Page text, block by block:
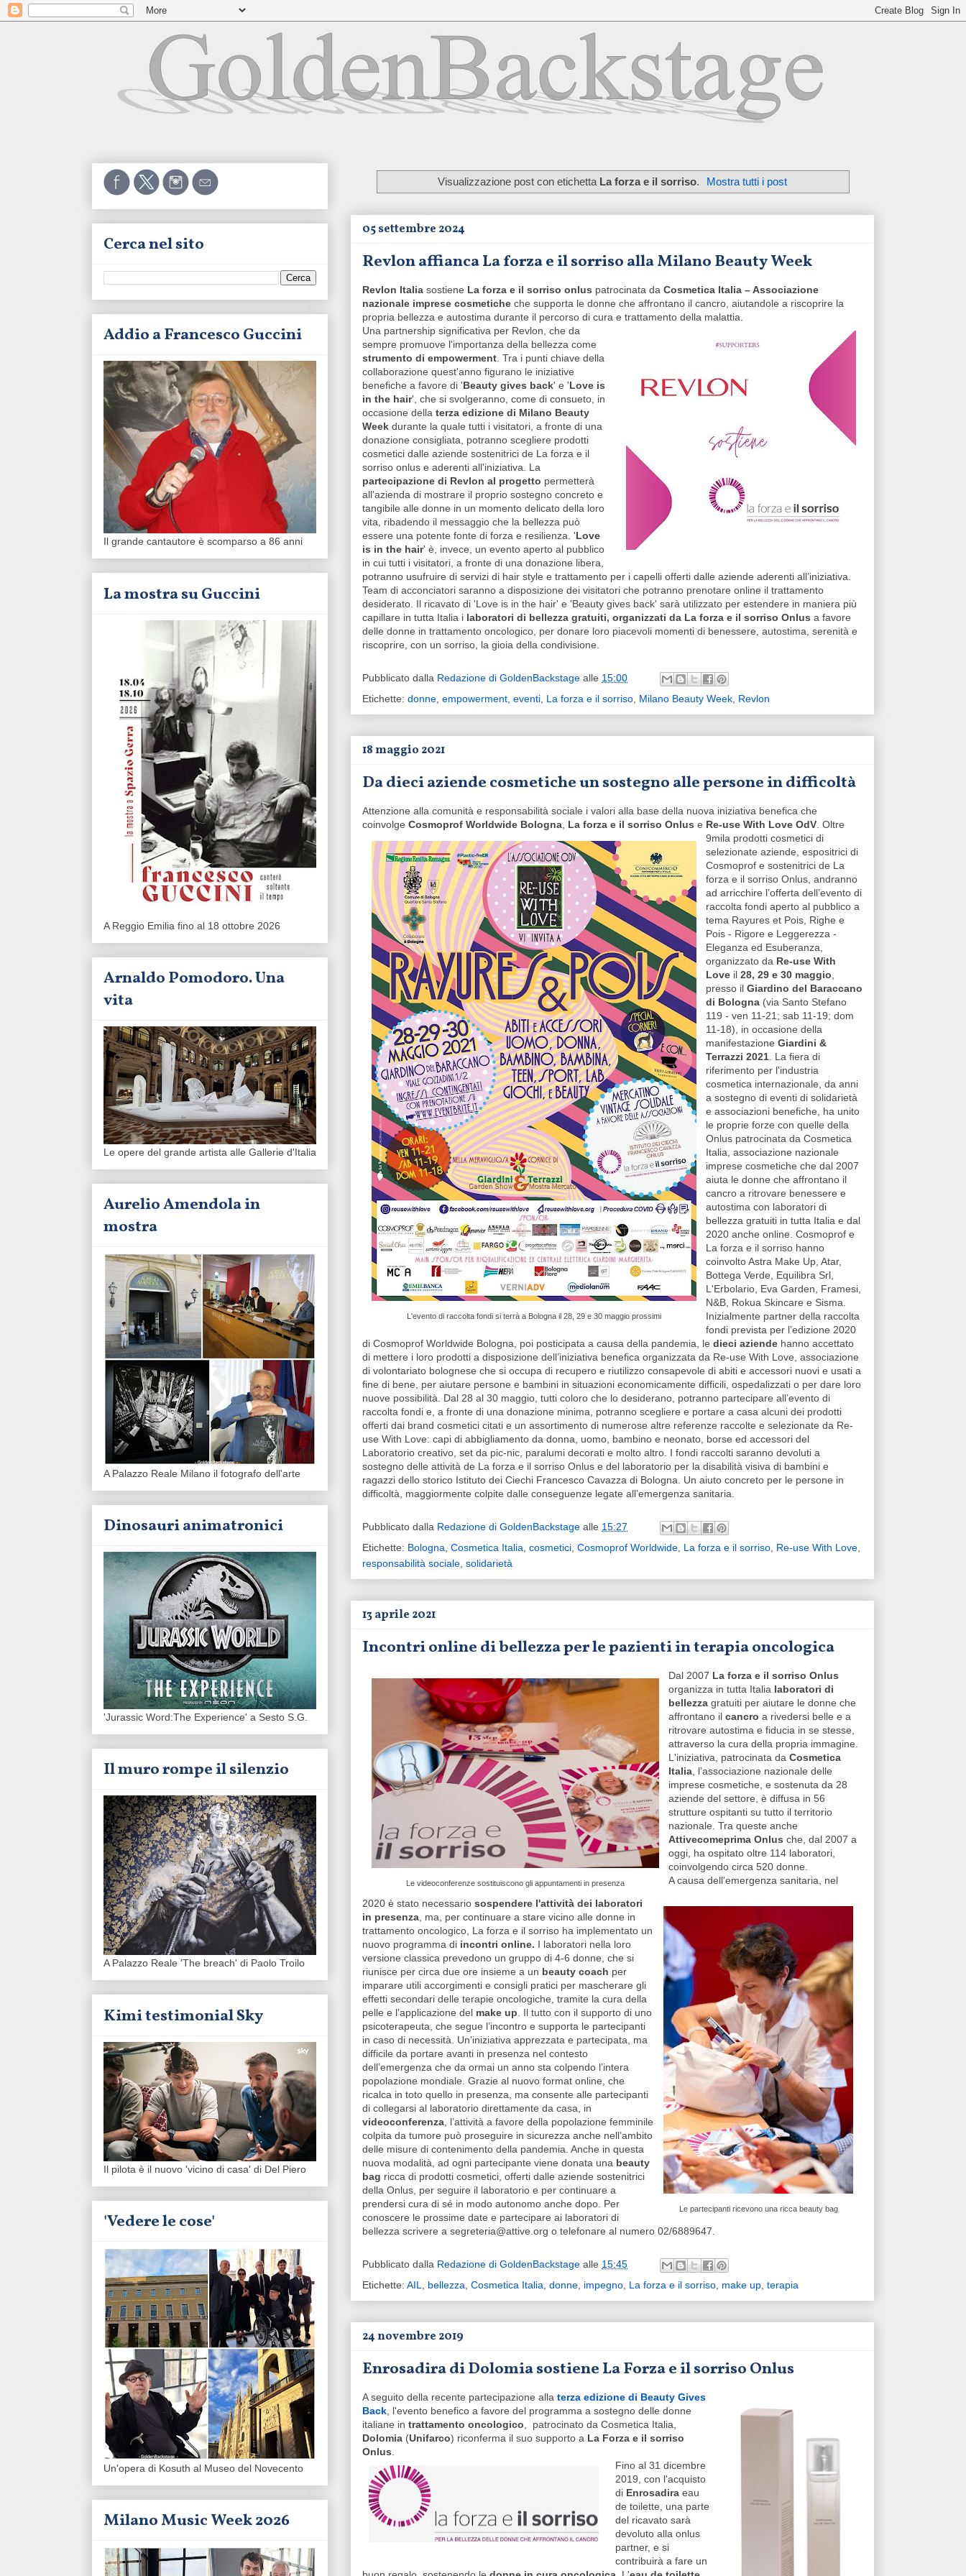
Visualizzazione post con etichetta La forza e il sorriso. Mostra tutti i post
05 settembre 2024
Revlon affianca La forza e il sorriso alla Milano Beauty Week
Revlon Italia sostiene La forza e il sorriso onlus patrocinata da Cosmetica Italia – Associazione
nazionale imprese cosmetiche che supporta le donne che affrontano il cancro, aiutandole a riscoprire la
propria bellezza e autostima durante il percorso di cura e trattamento della malattia.
Una partnership significativa per Revlon, che da
sempre promuove l'importanza della bellezza come
strumento di empowerment. Tra i punti chiave della
collaborazione quest'anno figurano le iniziative
benefiche a favore di 'Beauty gives back' e 'Love is
in the hair', che si svolgeranno, come di consueto, in
occasione della terza edizione di Milano Beauty
Week durante la quale tutti i visitatori, a fronte di una
donazione consigliata, potranno scegliere prodotti
cosmetici dalle aziende sostenitrici de La forza e il
sorriso onlus e aderenti all'iniziativa. La
partecipazione di Revlon al progetto permetterà
all'azienda di mostrare il proprio sostegno concreto e
tangibile alle donne in un momento delicato della loro
vita, ribadendo il messaggio che la bellezza può
essere una potente fonte di forza e resilienza. 'Love
is in the hair' è, invece, un evento aperto al pubblico
in cui tutti i visitatori, a fronte di una donazione libera,
potranno usufruire di servizi di hair style e trattamento per i capelli offerti dalle aziende aderenti all’iniziativa.
Team di acconciatori saranno a disposizione dei visitatori che potranno prenotare online il trattamento
desiderato. Il ricavato di 'Love is in the hair' e 'Beauty gives back' sarà utilizzato per estendere in maniera più
capillare in tutta Italia i laboratori di bellezza gratuiti, organizzati da La forza e il sorriso Onlus a favore
delle donne in trattamento oncologico, per donare loro piacevoli momenti di benessere, autostima, serenità e
riscoprire, con un sorriso, la gioia della condivisione.
Pubblicato dalla Redazione di GoldenBackstage alle 15:00
Etichette: donne, empowerment, eventi, La forza e il sorriso, Milano Beauty Week, Revlon
18 maggio 2021
Da dieci aziende cosmetiche un sostegno alle persone in difficoltà
Attenzione alla comunità e responsabilità sociale i valori alla base della nuova iniziativa benefica che
coinvolge Cosmoprof Worldwide Bologna, La forza e il sorriso Onlus e Re-use With Love OdV.
L'evento di raccolta fondi si terrà a Bologna il 28, 29 e 30 maggio prossimi
Oltre
9mila prodotti cosmetici di
selezionate aziende, espositrici di
Cosmoprof e sostenitrici de La
forza e il sorriso Onlus, andranno
ad arricchire l’offerta dell’evento di
raccolta fondi aperto al pubblico a
tema Rayures et Pois, Righe e
Pois - Rigore e Leggerezza -
Eleganza ed Esuberanza,
organizzato da Re-use With
Love il 28, 29 e 30 maggio,
presso il Giardino del Baraccano
di Bologna (via Santo Stefano
119 - ven 11-21; sab 11-19; dom
11-18), in occasione della
manifestazione Giardini &
Terrazzi 2021. La fiera di
riferimento per l'industria
cosmetica internazionale, da anni
a sostegno di eventi di solidarietà
e associazioni benefiche, ha unito
le proprie forze con quelle della
Onlus patrocinata da Cosmetica
Italia, associazione nazionale
imprese cosmetiche che dal 2007
aiuta le donne che affrontano il
cancro a ritrovare benessere e
autostima con laboratori di
bellezza gratuiti in tutta Italia e dal
2020 anche online. Cosmoprof e
La forza e il sorriso hanno
coinvolto Astra Make Up, Atar,
Bottega Verde, Equilibra Srl,
L'Erbolario, Eva Garden, Framesi,
N&B, Rokua Skincare e Sisma.
Inizialmente partner della raccolta
fondi prevista per l’edizione 2020
di Cosmoprof Worldwide Bologna, poi posticipata a causa della pandemia, le dieci aziende hanno accettato
di mettere i loro prodotti a disposizione dell’iniziativa benefica organizzata da Re-use With Love, associazione
di volontariato bolognese che si occupa di recupero e riutilizzo consapevole di abiti e accessori nuovi e usati a
fine di bene, per aiutare persone e bambini in situazioni economicamente difficili, ospedalizzati o per dare loro
nuove possibilità. Dal 28 al 30 maggio, tutti coloro che lo desiderano, potranno partecipare all’evento di
raccolta fondi e, a fronte di una donazione minima, potranno scegliere e portare a casa alcuni dei prodotti
offerti dai brand cosmetici citati e un assortimento di numerose altre referenze raccolte e selezionate da Re-
use With Love: capi di abbigliamento da donna, uomo, bambino e neonato, borse ed accessori del
Laboratorio creativo, set da pic-nic, paralumi decorati e molto altro. I fondi raccolti saranno devoluti a
sostegno delle attività de La forza e il sorriso Onlus e del laboratorio per la disabilità visiva di bambini e
ragazzi dello storico Istituto dei Ciechi Francesco Cavazza di Bologna. Un aiuto concreto per le persone in
difficoltà, maggiormente colpite dalle conseguenze legate all’emergenza sanitaria.
Pubblicato dalla Redazione di GoldenBackstage alle 15:27
Etichette: Bologna, Cosmetica Italia, cosmetici, Cosmoprof Worldwide, La forza e il sorriso, Re-use With Love,
responsabilità sociale, solidarietà
13 aprile 2021
Incontri online di bellezza per le pazienti in terapia oncologica
Le videoconferenze sostituiscono gli appuntamenti in presenza
Dal 2007 La forza e il sorriso Onlus
organizza in tutta Italia laboratori di
bellezza gratuiti per aiutare le donne che
affrontano il cancro a rivedersi belle e a
ritrovare autostima e fiducia in se stesse,
attraverso la cura della propria immagine.
L'iniziativa, patrocinata da Cosmetica
Italia, l’associazione nazionale delle
imprese cosmetiche, e sostenuta da 28
aziende del settore, è diffusa in 56
strutture ospitanti su tutto il territorio
nazionale. Tra queste anche
Attivecomeprima Onlus che, dal 2007 a
oggi, ha ospitato oltre 114 laboratori,
coinvolgendo circa 520 donne.
Le partecipanti ricevono una ricca beauty bag
A causa dell'emergenza sanitaria, nel
2020 è stato necessario sospendere l'attività dei laboratori
in presenza, ma, per continuare a stare vicino alle donne in
trattamento oncologico, La forza e il sorriso ha implementato un
nuovo programma di incontri online. I laboratori nella loro
versione classica prevedono un gruppo di 4-6 donne, che si
riunisce per circa due ore insieme a un beauty coach per
imparare utili accorgimenti e consigli pratici per mascherare gli
effetti secondari delle terapie oncologiche, tramite la cura della
pelle e l’applicazione del make up. Il tutto con il supporto di uno
psicoterapeuta, che segue l’incontro e supporta le partecipanti
in caso di necessità. Un'iniziativa apprezzata e partecipata, ma
difficile da portare avanti in presenza nel contesto
dell’emergenza che da ormai un anno sta colpendo l’intera
popolazione mondiale. Grazie al nuovo format online, che
ricalca in toto quello in presenza, ma consente alle partecipanti
di collegarsi al laboratorio direttamente da casa, in
videoconferenza, l’attività a favore della popolazione femminile
colpita da tumore può proseguire in sicurezza anche nell’ambito
delle misure di contenimento della pandemia. Anche in questa
nuova modalità, ad ogni partecipante viene donata una beauty
bag ricca di prodotti cosmetici, offerti dalle aziende sostenitrici
della Onlus, per seguire il laboratorio e per continuare a
prendersi cura di sé in modo autonomo anche dopo. Per
conoscere le prossime date e partecipare ai laboratori di
bellezza scrivere a segreteria@attive.org o telefonare al numero 02/6889647.
Pubblicato dalla Redazione di GoldenBackstage alle 15:45
Etichette: AIL, bellezza, Cosmetica Italia, donne, impegno, La forza e il sorriso, make up, terapia
24 novembre 2019
Enrosadira di Dolomia sostiene La Forza e il sorriso Onlus
A seguito della recente partecipazione alla terza edizione di Beauty Gives
Back, l'evento benefico a favore del programma a sostegno delle donne
italiane in trattamento oncologico, patrocinato da Cosmetica Italia,
Dolomia (Unifarco) riconferma il suo supporto a La Forza e il sorriso
Onlus.
Fino al 31 dicembre
2019, con l'acquisto
di Enrosadira eau
de toilette, una parte
del ricavato sarà
devoluto alla onlus
partner, e si
contribuirà a fare un
Cerca nel sito
Addio a Francesco Guccini
Il grande cantautore è scomparso a 86 anni
La mostra su Guccini
A Reggio Emilia fino al 18 ottobre 2026
Arnaldo Pomodoro. Una
vita
Le opere del grande artista alle Gallerie d'Italia
Aurelio Amendola in
mostra
A Palazzo Reale Milano il fotografo dell'arte
Dinosauri animatronici
'Jurassic Word:The Experience' a Sesto S.G.
Il muro rompe il silenzio
A Palazzo Reale 'The breach' di Paolo Troilo
Kimi testimonial Sky
Il pilota è il nuovo 'vicino di casa' di Del Piero
'Vedere le cose'
Un'opera di Kosuth al Museo del Novecento
Milano Music Week 2026